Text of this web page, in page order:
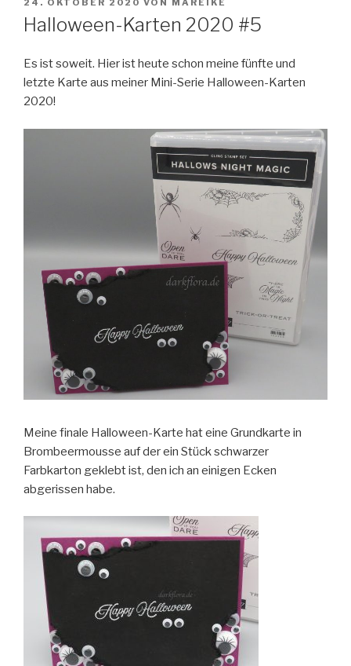
AM
24. OKTOBER 2020 VON MAREIKE
Halloween-Karten 2020 #5
Es ist soweit. Hier ist heute schon meine fünfte und
letzte Karte aus meiner Mini-Serie Halloween-Karten
2020!
Meine finale Halloween-Karte hat eine Grundkarte in
Brombeermousse auf der ein Stück schwarzer
Farbkarton geklebt ist, den ich an einigen Ecken
abgerissen habe.